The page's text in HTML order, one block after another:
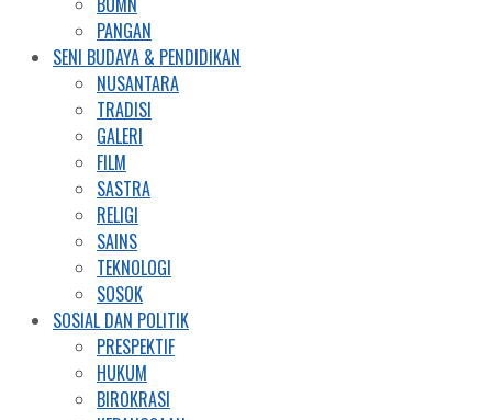
PANGAN
SENI BUDAYA & PENDIDIKAN
NUSANTARA
TRADISI
GALERI
FILM
SASTRA
RELIGI
SAINS
TEKNOLOGI
SOSOK
SOSIAL DAN POLITIK
PRESPEKTIF
HUKUM
BIROKRASI